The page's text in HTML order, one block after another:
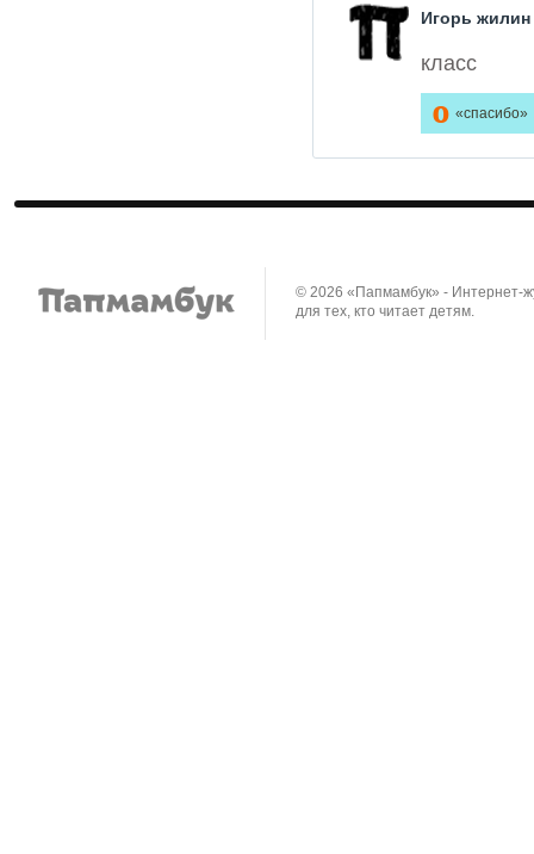
Игорь жилин
класс
0 «спасибо»
© 2026 «Папмамбук» - Интернет-
для тех, кто читает детям.